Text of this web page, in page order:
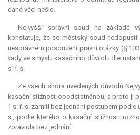
dané věci nešlo.
Nejvyšší správní soud na základě
konstatuje, že se městský soud
nesprávném posouzení právní otázky (§
vady ve smyslu kasačního důvodu dle
s. ř. s.
Ze všech shora uvedených důvodů
kasační stížnost opodstatněnou, a proto ji
1 s. ř. s. zamítl bez jednání postupem podle
s., podle kterého o kasační stížnosti
zpravidla bez jednání.